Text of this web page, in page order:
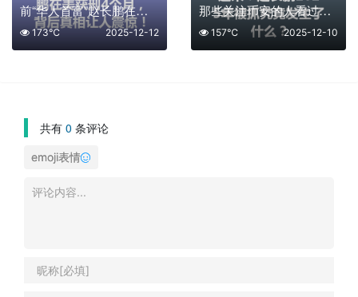
前“华人首富”赵长鹏在美获刑4个月，背后真相让人震惊！
2025-12-12
173℃
那些关注币安的人看过来：赵长鹏2025年被抓究竟发生了什么？
2025-12-10
157℃
共有 0 条评论
emoji表情